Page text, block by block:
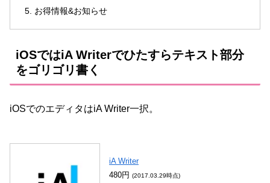
お得情報&お知らせ
iOSではiA Writerでひたすらテキスト部分
をゴリゴリ書く
iOSでのエディタはiA Writer一択。
iA Writer
480円 (2017.03.29時点)